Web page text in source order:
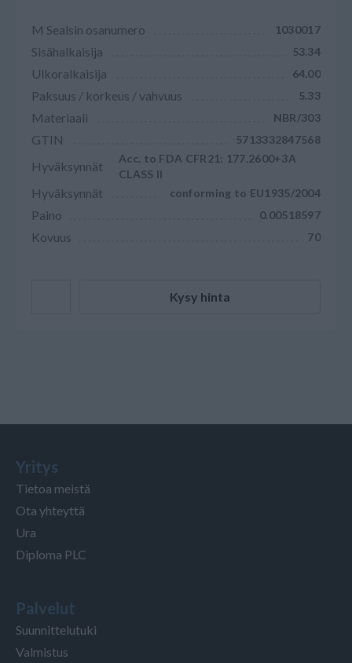
M Sealsin osanumero 1030017
Sisähalkaisija 53.34
Ulkoralkaisija 64.00
Paksuus / korkeus / vahvuus 5.33
Materiaali NBR/303
GTIN 5713332847568
Hyväksynnät
Acc. to FDA CFR21: 177.2600+3A
CLASS II
Hyväksynnät conforming to EU1935/2004
Paino 0.00518597
Kovuus 70
Kysy hinta
Yritys
Tietoa meistä
Ota yhteyttä
Ura
Diploma PLC
Palvelut
Suunnittelutuki
Valmistus